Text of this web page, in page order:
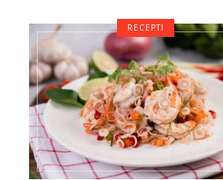
RECEPTI